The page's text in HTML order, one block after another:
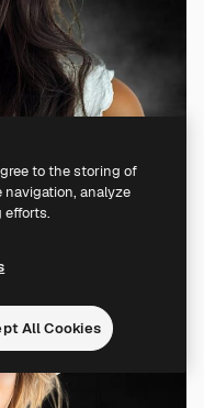
to the storing of
navigation, analyze
efforts.
All Cookies